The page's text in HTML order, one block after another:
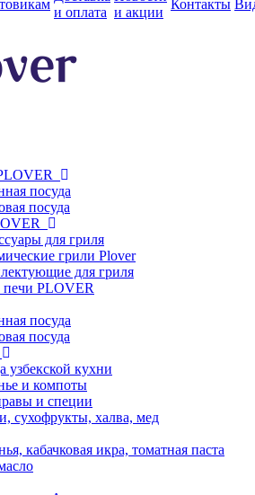
и оплата и акции
Контакты
посуда
посуда
для гриля
грили Plover
для гриля
PLOVER
посуда
посуда
узбекской кухни
и компоты
и специи
сухофрукты, халва, мед
кабачковая икра, томатная паста